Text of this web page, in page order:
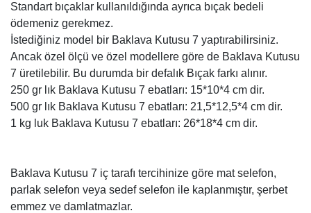
Standart bıçaklar kullanıldığında ayrıca bıçak bedeli
ödemeniz gerekmez.
İstediğiniz model bir Baklava Kutusu 7 yaptırabilirsiniz.
Ancak özel ölçü ve özel modellere göre de Baklava Kutusu
7 üretilebilir. Bu durumda bir defalık Bıçak farkı alınır.
250 gr lık Baklava Kutusu 7 ebatları: 15*10*4 cm dir.
500 gr lık Baklava Kutusu 7 ebatları: 21,5*12,5*4 cm dir.
1 kg luk Baklava Kutusu 7 ebatları: 26*18*4 cm dir.
Baklava Kutusu 7 iç tarafı tercihinize göre mat selefon,
parlak selefon veya sedef selefon ile kaplanmıştır, şerbet
emmez ve damlatmazlar.